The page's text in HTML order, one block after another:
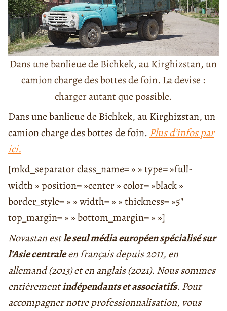
Dans une banlieue de Bichkek, au Kirghizstan, un
camion charge des bottes de foin. La devise :
charger autant que possible.
Dans une banlieue de Bichkek, au Kirghizstan, un
camion charge des bottes de foin. Plus d’infos par
ici.
[mkd_separator class_name= » » type= »full-
width » position= »center » color= »black »
border_style= » » width= » » thickness= »5″
top_margin= » » bottom_margin= » »]
Novastan estle seul média européen spécialisé sur
l’Asie centraleen français depuis 2011, en
allemand (2013) et en anglais (2021). Nous sommes
entièrementindépendants et associatifs. Pour
accompagner notre professionnalisation, vous